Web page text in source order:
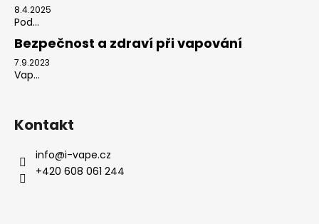
8.4.2025
Pod...
Bezpečnost a zdraví při vapování
7.9.2023
Vap...
Kontakt
info@i-vape.cz
+420 608 061 244